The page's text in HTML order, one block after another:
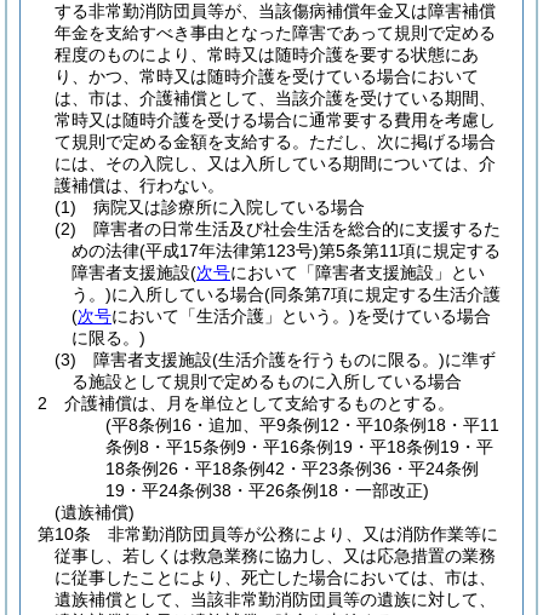
する非常勤消防団員等が、当該傷病補償年金又は障害補償
年金を支給すべき事由となった障害であって規則で定める
程度のものにより、常時又は随時介護を要する状態にあ
り、かつ、常時又は随時介護を受けている場合において
は、市は、介護補償として、当該介護を受けている期間、
常時又は随時介護を受ける場合に通常要する費用を考慮し
て規則で定める金額を支給する。 ただし、次に掲げる場合
には、その入院し、又は入所している期間については、介
護補償は、行わない。
(1)
病院又は診療所に入院している場合
(2)
障害者の日常生活及び社会生活を総合的に支援するた
めの法律(平成17年法律第123号)第5条第11項に規定する
障害者支援施設(次号において「障害者支援施設」とい
う。)に入所している場合(同条第7項に規定する生活介護
(次号において「生活介護」という。)を受けている場合
に限る。)
(3)
障害者支援施設(生活介護を行うものに限る。)に準ず
る施設として規則で定めるものに入所している場合
2
介護補償は、月を単位として支給するものとする。
(平8条例16・追加、平9条例12・平10条例18・平11
条例8・平15条例9・平16条例19・平18条例19・平
18条例26・平18条例42・平23条例36・平24条例
19・平24条例38・平26条例18・一部改正)
(遺族補償)
第10条
非常勤消防団員等が公務により、又は消防作業等に
従事し、若しくは救急業務に協力し、又は応急措置の業務
に従事したことにより、死亡した場合においては、市は、
遺族補償として、当該非常勤消防団員等の遺族に対して、